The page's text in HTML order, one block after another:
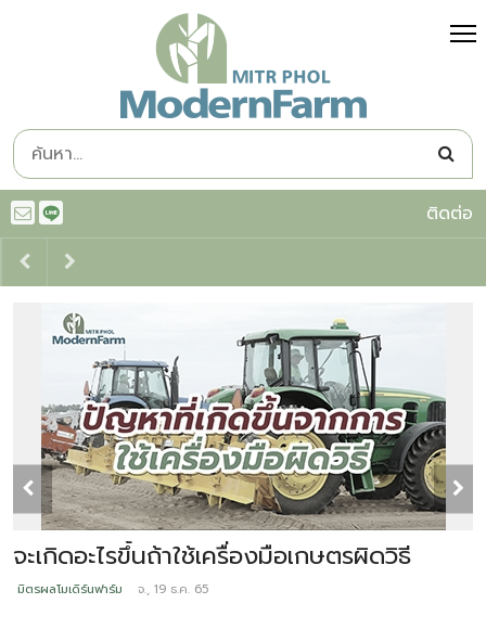
ติดต่อ
จะเกิดอะไรขึ้นถ้าใช้เครื่องมือเกษตรผิดวิธี
มิตรผลโมเดิร์นฟาร์ม จ., 19 ธ.ค. 65